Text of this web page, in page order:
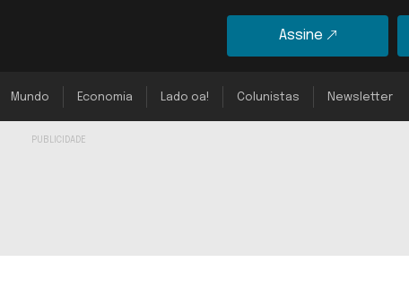
Assine
Mundo Economia Lado oa! Colunistas Newsletter